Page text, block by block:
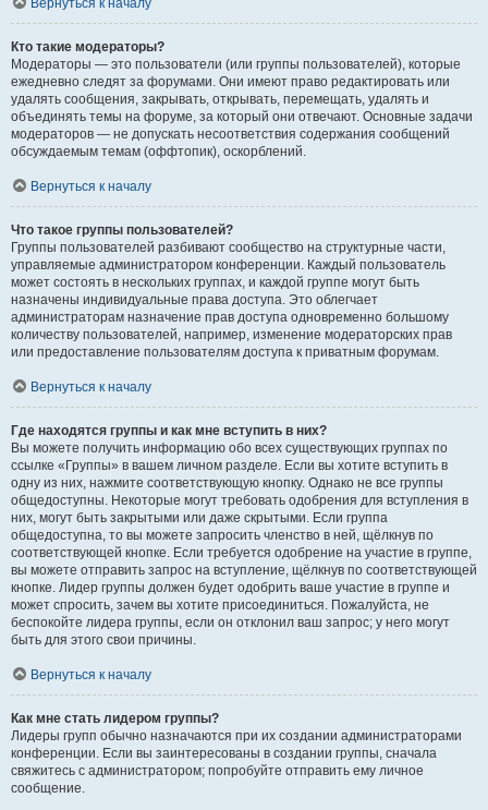
Вернуться к началу
Кто такие модераторы?
Модераторы — это пользователи (или группы пользователей), которые
ежедневно следят за форумами. Они имеют право редактировать или
удалять сообщения, закрывать, открывать, перемещать, удалять и
объединять темы на форуме, за который они отвечают. Основные задачи
модераторов — не допускать несоответствия содержания сообщений
обсуждаемым темам (оффтопик), оскорблений.
Вернуться к началу
Что такое группы пользователей?
Группы пользователей разбивают сообщество на структурные части,
управляемые администратором конференции. Каждый пользователь
может состоять в нескольких группах, и каждой группе могут быть
назначены индивидуальные права доступа. Это облегчает
администраторам назначение прав доступа одновременно большому
количеству пользователей, например, изменение модераторских прав
или предоставление пользователям доступа к приватным форумам.
Вернуться к началу
Где находятся группы и как мне вступить в них?
Вы можете получить информацию обо всех существующих группах по
ссылке «Группы» в вашем личном разделе. Если вы хотите вступить в
одну из них, нажмите соответствующую кнопку. Однако не все группы
общедоступны. Некоторые могут требовать одобрения для вступления в
них, могут быть закрытыми или даже скрытыми. Если группа
общедоступна, то вы можете запросить членство в ней, щёлкнув по
соответствующей кнопке. Если требуется одобрение на участие в группе,
вы можете отправить запрос на вступление, щёлкнув по соответствующей
кнопке. Лидер группы должен будет одобрить ваше участие в группе и
может спросить, зачем вы хотите присоединиться. Пожалуйста, не
беспокойте лидера группы, если он отклонил ваш запрос; у него могут
быть для этого свои причины.
Вернуться к началу
Как мне стать лидером группы?
Лидеры групп обычно назначаются при их создании администраторами
конференции. Если вы заинтересованы в создании группы, сначала
свяжитесь с администратором; попробуйте отправить ему личное
сообщение.